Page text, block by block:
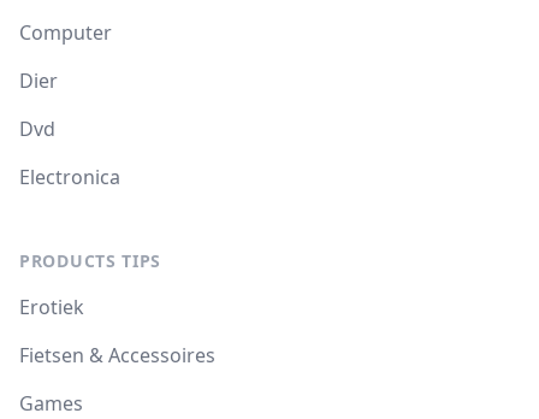
Computer
Dier
Dvd
Electronica
PRODUCTS TIPS
Erotiek
Fietsen & Accessoires
Games